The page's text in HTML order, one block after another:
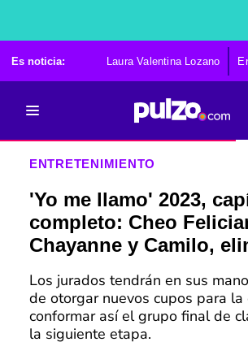
Es noticia: Laura Valentina Lozano
ENTRETENIMIENTO
'Yo me llamo' 2023,
completo: Cheo
Chayanne y Camilo,
Los jurados tendrán en sus
de otorgar nuevos cupos para la
conformar así el grupo final de
la siguiente etapa.